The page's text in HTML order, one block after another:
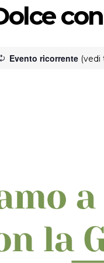
Evento ricorrente (vedi